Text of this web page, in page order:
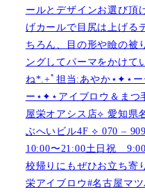
ールとデザインお選び頂
げカールで目尻は上げる
ちろん、目の形や瞼の被
ングしてパーマをかけて
ね︎︎︎*.+ﾟ担当:あやか⋆✦⋆ー
ー⋆✦⋆アイブロウ＆まつ
屋栄オアシス店︎︎⟡ 愛知県
ぶへいビル4F ︎︎⟡ 070 –
10:00〜21:00土日祝
校帰りにもぜひお立ち寄
栄アイブロウ#名古屋マ